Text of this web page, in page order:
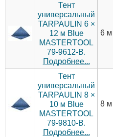
Тент
универсальный
TARPAULIN 6 ×
12 м Blue
MASTERTOOL
79-9612-В.
Подробнее...
6 м
Тент
универсальный
TARPAULIN 8 ×
10 м Blue
MASTERTOOL
79-9810-В.
Подробнее...
8 м